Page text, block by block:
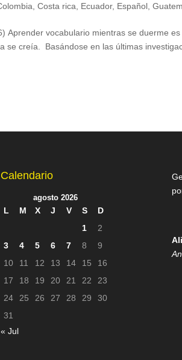
,Costa rica Ecuador, Español ,
Aprender vocabulario mientras se duerme
se creía. Basándose en las últimas
Calendario
agosto 2026
L M X J V S
D
1
2
3
4 5 6 7 8
9
10
11 12 13 14 15
16
17
18 19 20 21 22
23
24
25 26 27 28 29
30
31
« Jul